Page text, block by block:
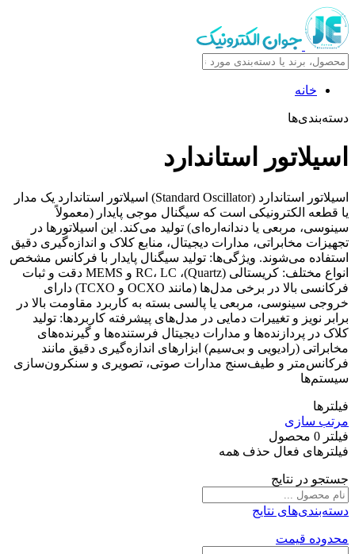
خانه
دسته‌بندی‌ها
اسیلاتور استاندارد
اسیلاتور استاندارد (Standard Oscillator) اسیلاتور استاندارد یک مدار
یا قطعه الکترونیکی است که سیگنال موجی پایدار (معمولاً
سینوسی، مربعی یا دندانه‌اره‌ای) تولید می‌کند. این اسیلاتورها در
تجهیزات مخابراتی، مدارات دیجیتال، منابع کلاک و اندازه‌گیری دقیق
استفاده می‌شوند. ویژگی‌ها: تولید سیگنال پایدار با فرکانس مشخص
انواع مختلف: کریستالی (Quartz)، RC، LC و MEMS دقت و ثبات
فرکانسی بالا در برخی مدل‌ها (مانند OCXO و TCXO) دارای
خروجی سینوسی، مربعی یا پالسی بسته به کاربرد مقاومت بالا در
برابر نویز و تغییرات دمایی در مدل‌های پیشرفته کاربردها: تولید
کلاک در پردازنده‌ها و مدارات دیجیتال فرستنده‌ها و گیرنده‌های
مخابراتی (رادیویی و بی‌سیم) ابزارهای اندازه‌گیری دقیق مانند
فرکانس‌متر و طیف‌سنج مدارات صوتی، تصویری و سنکرون‌سازی
سیستم‌ها
فیلترها
مرتب سازی
فیلتر 0 محصول
فیلترهای فعال حذف همه
جستجو در نتایج
دسته‌بندی‌های نتایج
محدوده قیمت